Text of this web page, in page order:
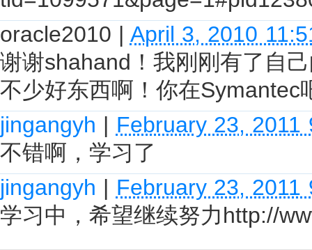
oracle2010 | April 3, 2010
谢谢shahand！我刚刚有了自
不少好东西啊！你在Symantec
jingangyh | February 23, 2011
不错啊，学习了
jingangyh | February 23, 2011
学习中，希望继续努力http://